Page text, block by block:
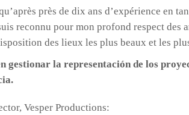
près de dix ans d’expérience en
reconnu pour mon profond respect des
des lieux les plus beaux et les
gestionar la representación de los
Vesper Productions: